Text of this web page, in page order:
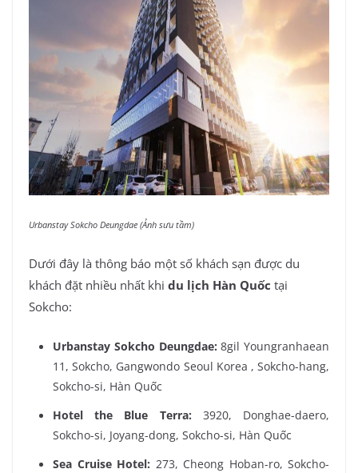
Urbanstay Sokcho Deungdae (Ảnh sưu tầm)
Dưới đây là thông báo một số khách sạn được du
khách đặt nhiều nhất khi du lịch Hàn Quốc tại
Sokcho:
Urbanstay Sokcho Deungdae: 8gil Youngranhaean
11, Sokcho, Gangwondo Seoul Korea , Sokcho-hang,
Sokcho-si, Hàn Quốc
Hotel the Blue Terra:
3920, Donghae-daero,
Sokcho-si, Joyang-dong, Sokcho-si, Hàn Quốc
Sea Cruise Hotel: 273, Cheong Hoban-ro, Sokcho-